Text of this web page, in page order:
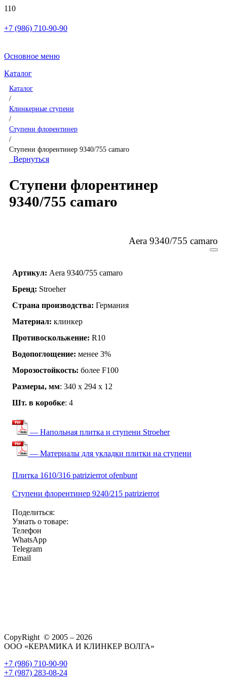
+7 (986) 710-90-90
Основное меню
Каталог
Каталог
/
Клинкерные ступени
/
Ступени флорентинер
/
Ступени флорентинер 9340/755 camaro
Вернуться
Ступени флорентинер
9340/755 camaro
Aera 9340/755 camaro
Артикул: Aera 9340/755 camaro
Бренд: Stroeher
Страна производства: Германия
Материал: клинкер
Противоскольжение: R10
Водопоглощение: менее 3%
Морозостойкость: более F100
Размеры, мм: 340 х 294 х 12
Шт. в коробке: 4
— Напольная плитка и ступени Stroeher
— Материалы для укладки плитки на ступени
Плитка 1610/316 patrizierrot ofenbunt
Ступени флорентинер 9240/215 patrizierrot
Поделиться:
Узнать о товаре:
Телефон
WhatsApp
Telegram
Email
CopyRight © 2005 – 2026
ООО «КЕРАМИКА И КЛИНКЕР ВОЛГА»
+7 (986) 710-90-90
+7 (987) 283-08-24